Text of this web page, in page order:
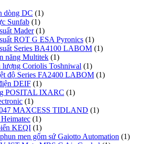
dòng DC (1)
Sunfab (1)
Mader (1)
ROT G ESA Pyronics (1)
Series BA4100 LABOM (1)
năng Multitek (1)
Coriolis Toshniwal (1)
độ Series FA2400 LABOM (1)
DEIF (1)
POSITAL IXARC (1)
(1)
MAXCESS TIDLAND (1)
(1)
KEQI (1)
men gốm sứ Gaiotto Automation (1)